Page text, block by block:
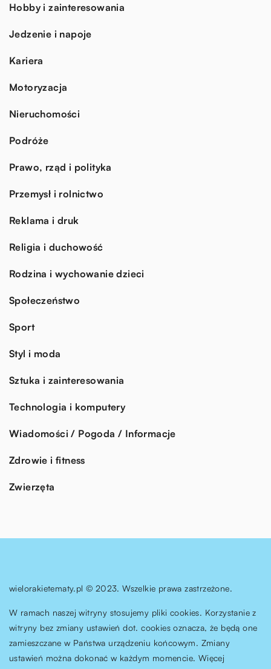
Hobby i zainteresowania
Jedzenie i napoje
Kariera
Motoryzacja
Nieruchomości
Podróże
Prawo, rząd i polityka
Przemysł i rolnictwo
Reklama i druk
Religia i duchowość
Rodzina i wychowanie dzieci
Społeczeństwo
Sport
Styl i moda
Sztuka i zainteresowania
Technologia i komputery
Wiadomości / Pogoda / Informacje
Zdrowie i fitness
Zwierzęta
wielorakietematy.pl © 2023. Wszelkie prawa zastrzeżone.
W ramach naszej witryny stosujemy pliki cookies. Korzystanie z
witryny bez zmiany ustawień dot. cookies oznacza, że będą one
zamieszczane w Państwa urządzeniu końcowym. Zmiany
ustawień można dokonać w każdym momencie. Więcej